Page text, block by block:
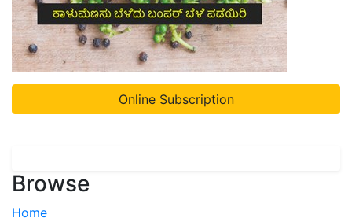
Online Subscription
Browse
Home